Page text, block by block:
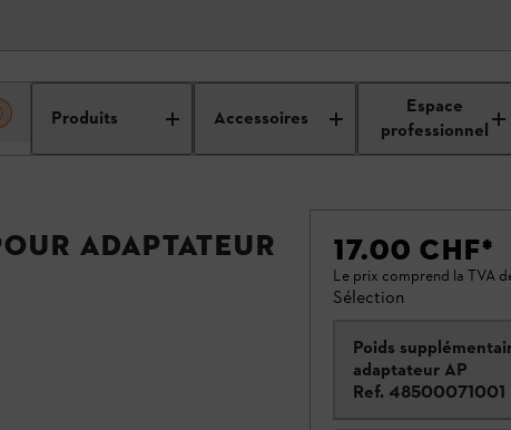
Produits Accessoires
Espace
professionnel
adaptateur
17.00 CHF*
Le prix comprend la TVA
Sélection
Poids
adaptateur AP
Ref. 48500071001